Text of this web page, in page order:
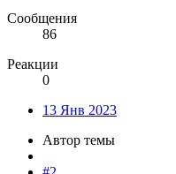
Сообщения
86
Реакции
0
13 Янв 2023
Автор темы